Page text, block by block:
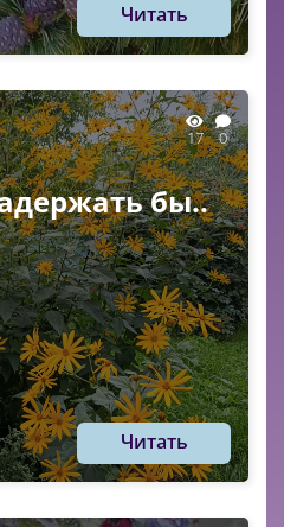
Читать
17 0
бы..
Читать